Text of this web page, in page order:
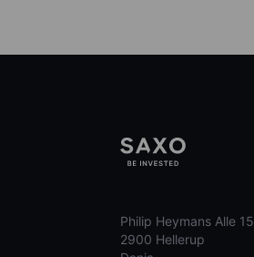
Philip Heymans Alle 15
2900 Hellerup